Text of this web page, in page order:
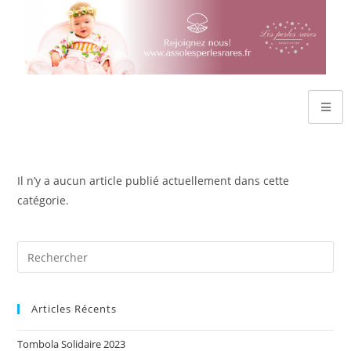
Il n’y a aucun article publié actuellement dans cette
catégorie.
Articles Récents
Tombola Solidaire 2023